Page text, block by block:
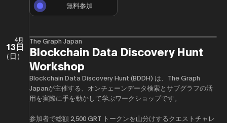
無料参加
4月
13日
（日）
The Graph Japan
Blockchain Data Discovery Hunt
Workshop
Blockchain Data Discovery Hunt (BDDH) は、The Graph
Japanが主催する、オンチェーンデータ検索とサブグラフの活
用を実際に手を動かして学ぶワークショップです。
​参加者で総額 2,500 GRT トークンを山分けするクエストチャレ